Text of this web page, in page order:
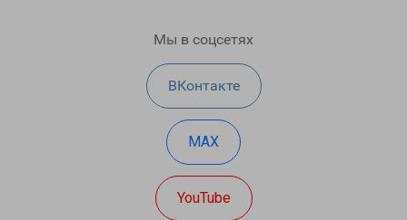
Мы в соцсетях
ВКонтакте
MAX
YouTube